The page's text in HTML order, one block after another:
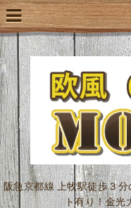
阪急京都線 上牧駅徒歩３
ト有り！金光